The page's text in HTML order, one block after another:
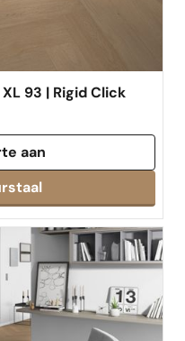
93 | Rigid Click
aan